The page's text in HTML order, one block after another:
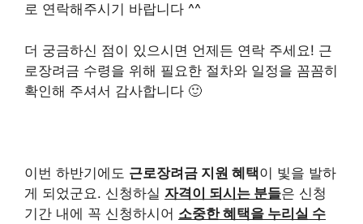
로 연락해주시기 바랍니다 ^^
더 궁금하신 점이 있으시면 언제든 연락 주세요! 근
로장려금 수령을 위해 필요한 절차와 일정을 꼼꼼히
확인해 주셔서 감사합니다 🙂
이번 하반기에도 근로장려금 지원 혜택이 빛을 발하
게 되었군요. 신청하실 자격이 되시는 분들은 신청
기간 내에 꼭 신청하시어 소중한 혜택을 누리실 수